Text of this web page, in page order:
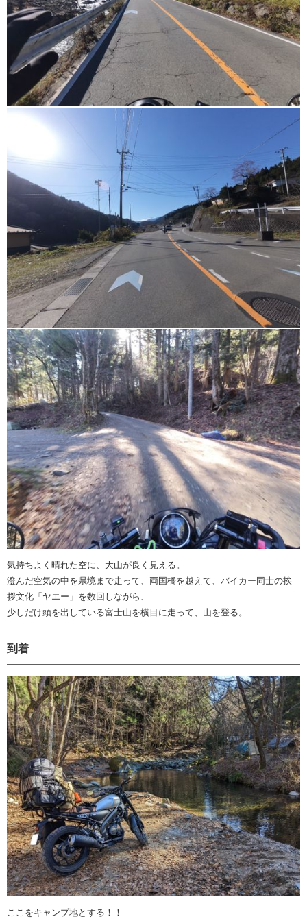
気持ちよく晴れた空に、大山が良く見える。
澄んだ空気の中を県境まで走って、両国橋を越えて、バイカー同士の挨
拶文化「ヤエー」を数回しながら、
少しだけ頭を出している富士山を横目に走って、山を登る。
到着
ここをキャンプ地とする！！